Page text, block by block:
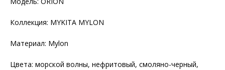
Коллекция: MYKITA MYLON
Материал: Mylon
Цвета: морской волны, нефритовый, смоляно-черный,